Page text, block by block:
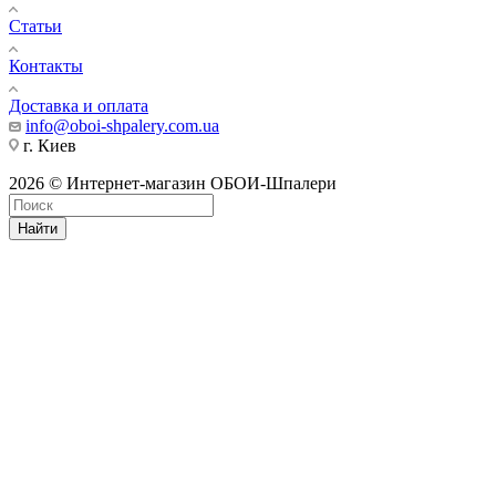
Статьи
Контакты
Доставка и оплата
info@oboi-shpalery.com.ua
г. Киев
2026 © Интернет-магазин ОБОИ-Шпалери
Найти